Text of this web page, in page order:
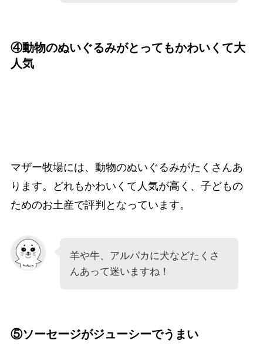
④動物のぬいぐるみがとってもかわいくて大
人気
マザー牧場には、動物のぬいぐるみがたくさんあ
ります。どれもかわいくて人気が高く、子どもの
ためのお土産で評判となっています。
羊や牛、アルパカに犬などたくさ
んあって迷いますね！
⑤ソーセージがジューシーでうまい